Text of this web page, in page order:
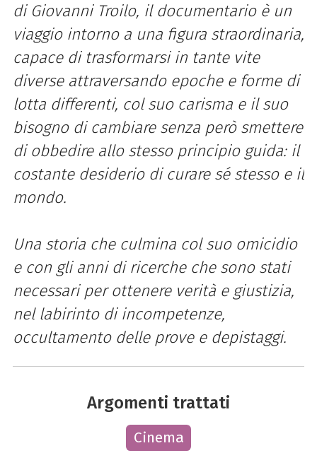
di Giovanni Troilo, il documentario è un
viaggio intorno a una figura straordinaria,
capace di trasformarsi in tante vite
diverse attraversando epoche e forme di
lotta differenti, col suo carisma e il suo
bisogno di cambiare senza però smettere
di obbedire allo stesso principio guida: il
costante desiderio di curare sé stesso e il
mondo.
Una storia che culmina col suo omicidio
e con gli anni di ricerche che sono stati
necessari per ottenere verità e giustizia,
nel labirinto di incompetenze,
occultamento delle prove e depistaggi.
Argomenti trattati
Cinema